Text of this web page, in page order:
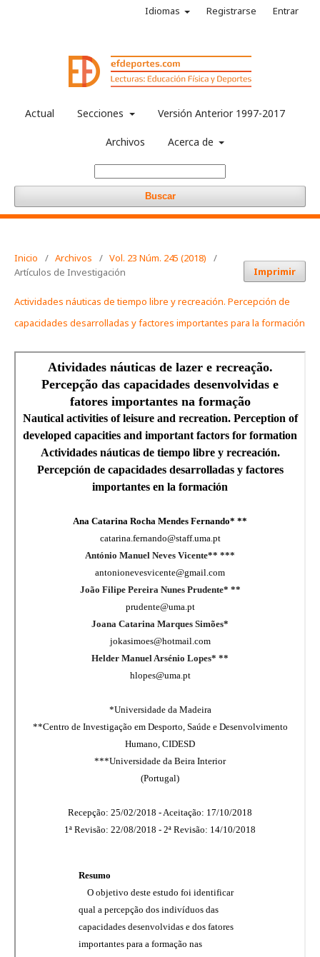
Actual Secciones Versión Anterior 1997-2017
Archivos Acerca de
Buscar
Idiomas Registrarse Entrar
Inicio / Archivos / Vol. 23 Núm. 245 (2018)
/
Artículos de Investigación
Imprimir
Actividades náuticas de tiempo libre y recreación. Percepción de
capacidades desarrolladas y factores importantes para la formación